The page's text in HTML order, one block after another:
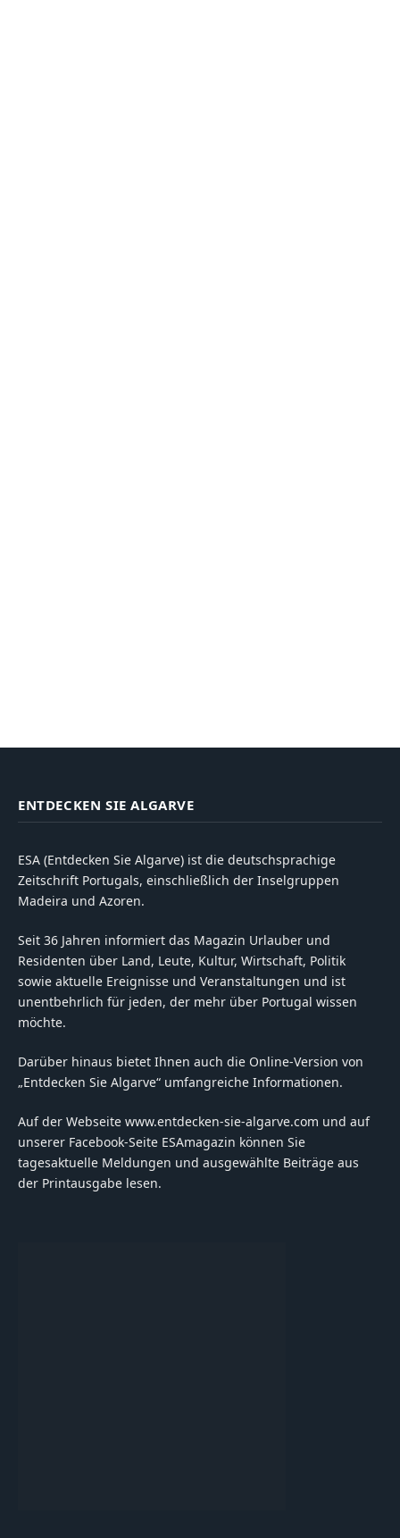
ENTDECKEN SIE ALGARVE
ESA (Entdecken Sie Algarve) ist die deutschsprachige
Zeitschrift Portugals, einschließlich der Inselgruppen
Madeira und Azoren.
Seit 36 Jahren informiert das Magazin Urlauber und
Residenten über Land, Leute, Kultur, Wirtschaft, Politik
sowie aktuelle Ereignisse und Veranstaltungen und ist
unentbehrlich für jeden, der mehr über Portugal wissen
möchte.
Darüber hinaus bietet Ihnen auch die Online-Version von
„Entdecken Sie Algarve“ umfangreiche Informationen.
Auf der Webseite www.entdecken-sie-algarve.com und auf
unserer Facebook-Seite ESAmagazin können Sie
tagesaktuelle Meldungen und ausgewählte Beiträge aus
der Printausgabe lesen.